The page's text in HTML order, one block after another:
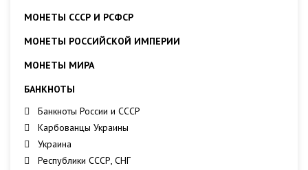
МОНЕТЫ СССР И РСФСР
МОНЕТЫ РОССИЙСКОЙ ИМПЕРИИ
МОНЕТЫ МИРА
БАНКНОТЫ
Банкноты России и СССР
Карбованцы Украины
Украина
Республики СССР, СНГ